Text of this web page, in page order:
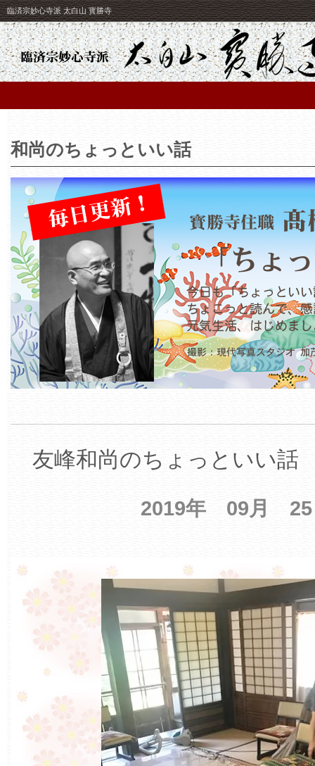
臨済宗妙心寺派 太白山 寳勝寺
和尚のちょっといい話
友峰和尚のちょっといい話
2019年 09月